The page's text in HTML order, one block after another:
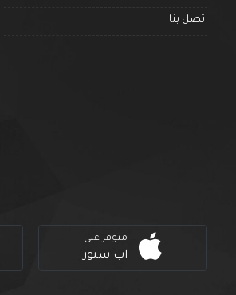
اتصل بنا
متوفر على
اب ستور